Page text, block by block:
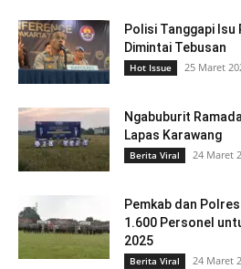
Polisi Tanggapi Isu
Dimintai Tebusan
Hot Issue 25 Maret
Ngabuburit
Lapas Karawang
Berita Viral 24 Maret
Pemkab dan
1.600 Personel
2025
Berita Viral 24 Maret